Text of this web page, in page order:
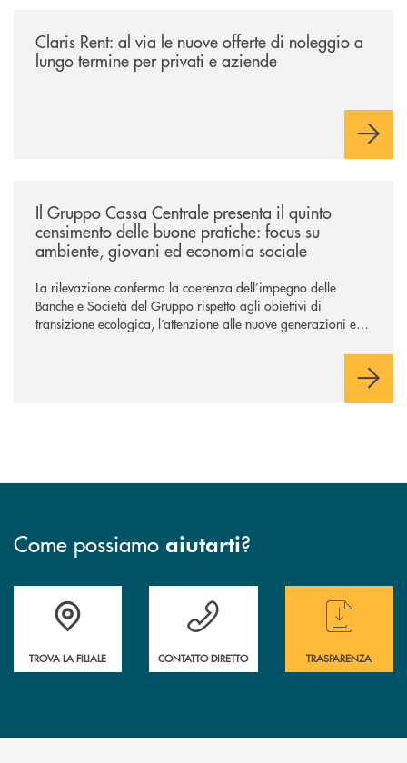
Claris Rent: al via le nuove offerte di noleggio a
lungo termine per privati e aziende
Il Gruppo Cassa Centrale presenta il quinto
censimento delle buone pratiche: focus su
ambiente, giovani ed economia sociale
La rilevazione conferma la coerenza dell’impegno delle
Banche e Società del Gruppo rispetto agli obiettivi di
transizione ecologica, l’attenzione alle nuove generazioni e
attori chiave delle comunità locali. Installate 246 colonnine di
Come possiamo aiutarti?
Accedi all' elenco completo delle filiali
TROVA LA FILIALE
Hai bisogno di assistenza immediata ?
CONTATTO DIRETTO
Hai bisogno di
TRASPARENZA